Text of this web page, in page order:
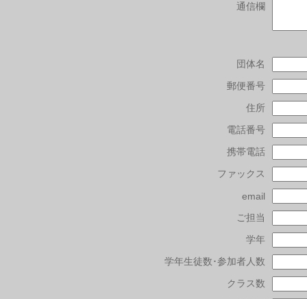
通信欄
団体名
郵便番号
住所
電話番号
携帯電話
ファックス
email
ご担当
学年
学年生徒数･参加者人数
クラス数